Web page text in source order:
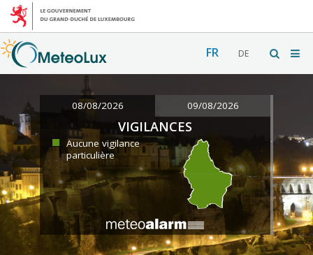
FR DE
08/08/2026 09/08/2026
VIGILANCES
Aucune vigilance
particulière